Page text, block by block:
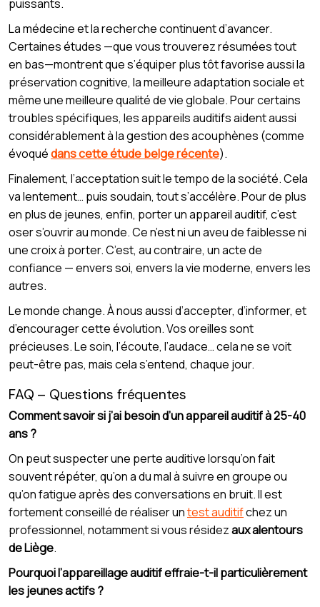
puissants.
La médecine et la recherche continuent d’avancer.
Certaines études —que vous trouverez résumées tout
en bas—montrent que s’équiper plus tôt favorise aussi la
préservation cognitive, la meilleure adaptation sociale et
même une meilleure qualité de vie globale. Pour certains
troubles spécifiques, les appareils auditifs aident aussi
considérablement à la gestion des acouphènes (comme
évoquédans cette étude belge récente).
Finalement, l’acceptation suit le tempo de la société. Cela
va lentement… puis soudain, tout s’accélère. Pour de plus
en plus de jeunes, enfin, porter un appareil auditif, c’est
oser s’ouvrir au monde. Ce n’est ni un aveu de faiblesse ni
une croix à porter. C’est, au contraire, un acte de
confiance — envers soi, envers la vie moderne, envers les
autres.
Le monde change. À nous aussi d’accepter, d’informer, et
d’encourager cette évolution. Vos oreilles sont
précieuses. Le soin, l’écoute, l’audace… cela ne se voit
peut-être pas, mais cela s’entend, chaque jour.
FAQ – Questions fréquentes
Comment savoir si j’ai besoin d’un appareil auditif à 25-40
ans ?
On peut suspecter une perte auditive lorsqu’on fait
souvent répéter, qu’on a du mal à suivre en groupe ou
qu’on fatigue après des conversations en bruit. Il est
fortement conseillé de réaliser untest auditifchez un
professionnel, notamment si vous résidezaux alentours
de Liège.
Pourquoi l’appareillage auditif effraie-t-il particulièrement
les jeunes actifs ?